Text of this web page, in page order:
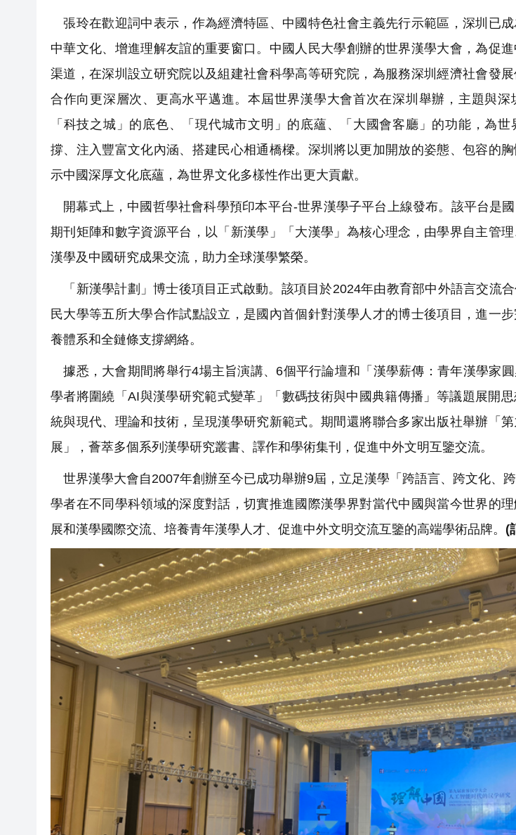
張玲在歡迎詞中表示，作為經濟特區、中國特色社會主義先行示範區，深圳已
中華文化、增進理解友誼的重要窗口。中國人民大學創辦的世界漢學大會，為促
渠道，在深圳設立研究院以及組建社會科學高等研究院，為服務深圳經濟社會發
合作向更深層次、更高水平邁進。本屆世界漢學大會首次在深圳舉辦，主題與深
「科技之城」的底色、「現代城市文明」的底蘊、「大國會客廳」的功能，為
撐、注入豐富文化內涵、搭建民心相通橋樑。深圳將以更加開放的姿態、包容的
示中國深厚文化底蘊，為世界文化多樣性作出更大貢獻。
開幕式上，中國哲學社會科學預印本平台-世界漢學子平台上線發布。該平台是
期刊矩陣和數字資源平台，以「新漢學」「大漢學」為核心理念，由學界自主管
漢學及中國研究成果交流，助力全球漢學繁榮。
「新漢學計劃」博士後項目正式啟動。該項目於2024年由教育部中外語言交流
民大學等五所大學合作試點設立，是國內首個針對漢學人才的博士後項目，進一
養體系和全鏈條支撐網絡。
據悉，大會期間將舉行4場主旨演講、6個平行論壇和「漢學薪傳：青年漢學家
學者將圍繞「AI與漢學研究範式變革」「數碼技術與中國典籍傳播」等議題展開
統與現代、理論和技術，呈現漢學研究新範式。期間還將聯合多家出版社舉辦「
展」，薈萃多個系列漢學研究叢書、譯作和學術集刊，促進中外文明互鑒交流。
世界漢學大會自2007年創辦至今已成功舉辦9屆，立足漢學「跨語言、跨文化、
學者在不同學科領域的深度對話，切實推進國際漢學界對當代中國與當今世界的
展和漢學國際交流、培養青年漢學人才、促進中外文明交流互鑒的高端學術品牌。 (